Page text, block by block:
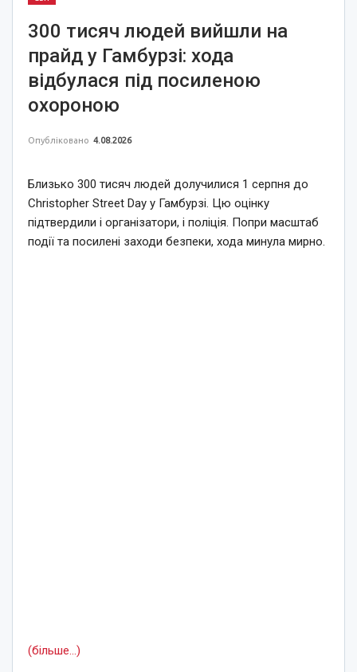
300 тисяч людей вийшли на
прайд у Гамбурзі: хода
відбулася під посиленою
охороною
Опубліковано 4.08.2026
Близько 300 тисяч людей долучилися 1 серпня до
Christopher Street Day у Гамбурзі. Цю оцінку
підтвердили і організатори, і поліція. Попри масштаб
події та посилені заходи безпеки, хода минула мирно.
(більше…)